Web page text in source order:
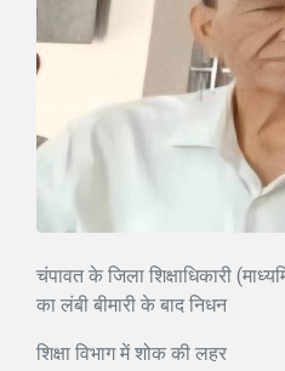
चंपावत के जिला शिक्षाधिकारी
का लंबी बीमारी के बाद निधन
शिक्षा विभाग में शोक की लहर